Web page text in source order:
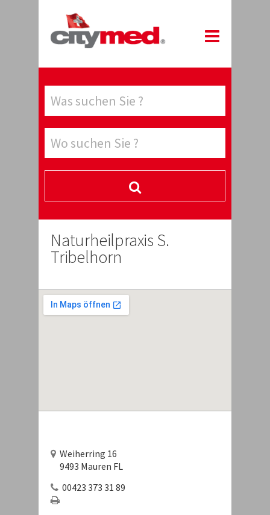
Naturheilpraxis S.
Tribelhorn
Weiherring 16
9493 Mauren FL
00423 373 31 89